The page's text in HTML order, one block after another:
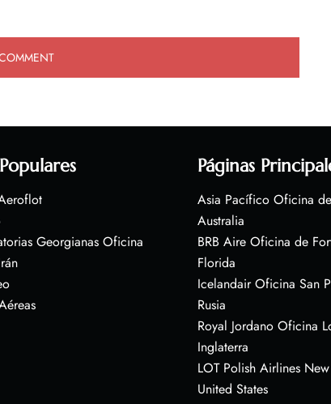
Georgianas Oficina
Páginas
Asia Pacífico Oficina
Australia
BRB Aire Oficina de
Florida
Icelandair Oficina San
Rusia
Royal Jordano Oficina
Inglaterra
LOT Polish Airlines
United States